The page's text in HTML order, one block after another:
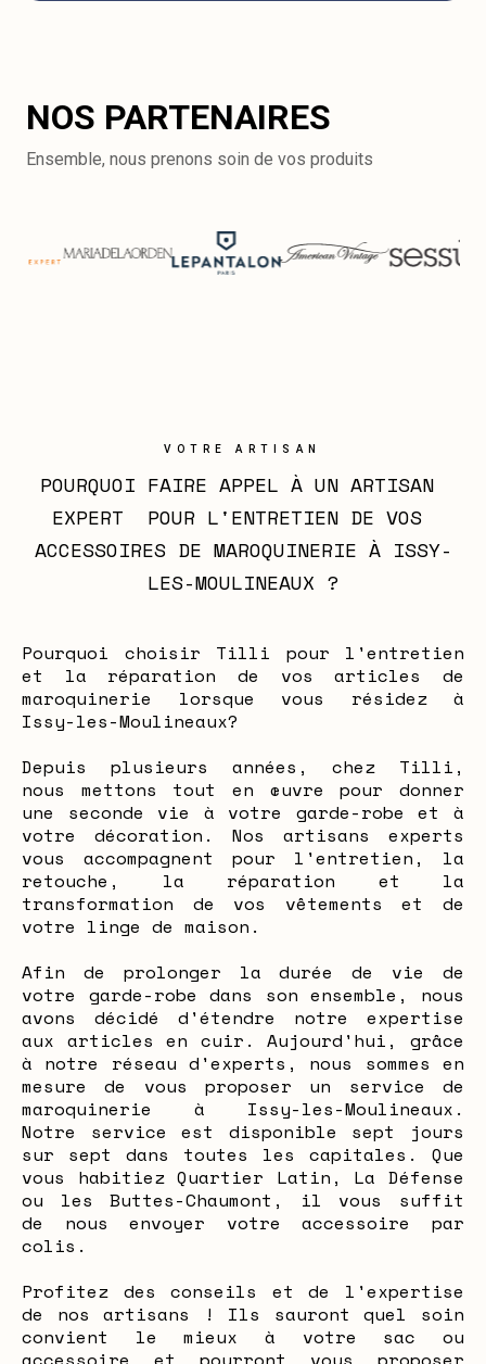
NOS PARTENAIRES
Ensemble, nous prenons soin de vos produits
VOTRE ARTISAN
POURQUOI FAIRE APPEL À UN ARTISAN
EXPERT  POUR L'ENTRETIEN DE VOS
ACCESSOIRES DE MAROQUINERIE À ISSY-
LES-MOULINEAUX ?
Pourquoi choisir Tilli pour l'entretien
et la réparation de vos articles de
maroquinerie lorsque vous résidez à
Issy-les-Moulineaux?
Depuis plusieurs années, chez Tilli,
nous mettons tout en œuvre pour donner
une seconde vie à votre garde-robe et à
votre décoration. Nos artisans experts
vous accompagnent pour l'entretien, la
retouche, la réparation et la
transformation de vos vêtements et de
votre linge de maison.
Afin de prolonger la durée de vie de
votre garde-robe dans son ensemble, nous
avons décidé d'étendre notre expertise
aux articles en cuir. Aujourd'hui, grâce
à notre réseau d'experts, nous sommes en
mesure de vous proposer un service de
maroquinerie à Issy-les-Moulineaux.
Notre service est disponible sept jours
sur sept dans toutes les capitales. Que
vous habitiez Quartier Latin, La Défense
ou les Buttes-Chaumont, il vous suffit
de nous envoyer votre accessoire par
colis.
Profitez des conseils et de l'expertise
de nos artisans ! Ils sauront quel soin
convient le mieux à votre sac ou